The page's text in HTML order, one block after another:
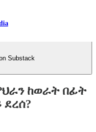
Substack
ከወራት በፊት